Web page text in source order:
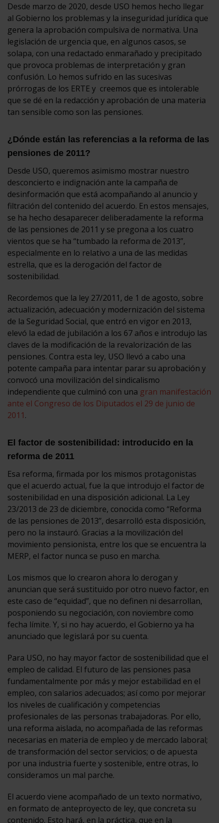
Desde marzo de 2020, desde USO hemos hecho llegar
al Gobierno los problemas y la inseguridad jurídica que
genera la aprobación compulsiva de normativa. Una
legislación de urgencia que, en algunos casos, se
solapa, con una redactado enmarañado y precipitado
que provoca problemas de interpretación y gran
confusión. Lo hemos sufrido en las sucesivas
prórrogas de los ERTE y creemos que es intolerable
que se dé en la redacción y aprobación de una materia
tan sensible como son las pensiones.
¿Dónde están las referencias a la reforma de las
pensiones de 2011?
Desde USO, queremos asimismo mostrar nuestro
desconcierto e indignación ante la campaña de
desinformación que está acompañando al anuncio y
filtración del contenido del acuerdo. En estos mensajes,
se ha hecho desaparecer deliberadamente la reforma
de las pensiones de 2011 y se pregona a los cuatro
vientos que se ha “tumbado la reforma de 2013”,
especialmente en lo relativo a una de las medidas
estrella, que es la derogación del factor de
sostenibilidad.
Recordemos que la ley 27/2011, de 1 de agosto, sobre
actualización, adecuación y modernización del sistema
de la Seguridad Social, que entró en vigor en 2013,
elevó la edad de jubilación a los 67 años e introdujo las
claves de la modificación de la revalorización de las
pensiones. Contra esta ley, USO llevó a cabo una
potente campaña para intentar parar su aprobación y
convocó una movilización del sindicalismo
independiente que culminó con una gran manifestación
ante el Congreso de los Diputados el 29 de junio de
2011.
El factor de sostenibilidad: introducido en la
reforma de 2011
Esa reforma, firmada por los mismos protagonistas
que el acuerdo actual, fue la que introdujo el factor de
sostenibilidad en una disposición adicional. La Ley
23/2013 de 23 de diciembre, conocida como “Reforma
de las pensiones de 2013”, desarrolló esta disposición,
pero no la instauró. Gracias a la movilización del
movimiento pensionista, entre los que se encuentra la
MERP, el factor nunca se puso en marcha.
Los mismos que lo crearon ahora lo derogan y
anuncian que será sustituido por otro nuevo factor, en
este caso de “equidad”, que no definen ni desarrollan,
posponiendo su negociación, con noviembre como
fecha límite. Y, si no hay acuerdo, el Gobierno ya ha
anunciado que legislará por su cuenta.
Para USO, no hay mayor factor de sostenibilidad que el
empleo de calidad. El futuro de las pensiones pasa
fundamentalmente por más y mejor estabilidad en el
empleo, con salarios adecuados; así como por mejorar
los niveles de cualificación y competencias
profesionales de las personas trabajadoras. Por ello,
una reforma aislada, no acompañada de las reformas
necesarias en materia de empleo y de mercado laboral;
de transformación del sector servicios; o de apuesta
por una industria fuerte y sostenible, entre otras, lo
consideramos un mal parche.
El acuerdo viene acompañado de un texto normativo,
en formato de anteproyecto de ley, que concreta su
contenido. Esto hará, en la práctica, que en la